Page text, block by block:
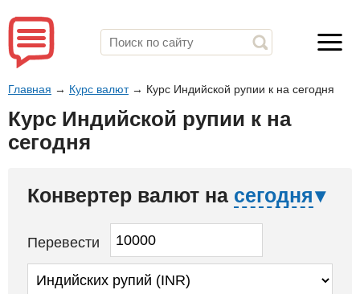
Главная → Курс валют→ Курс Индийской рупии к на сегодня
Курс Индийской рупии к на
сегодня
Конвертер валют на сегодня
Перевести